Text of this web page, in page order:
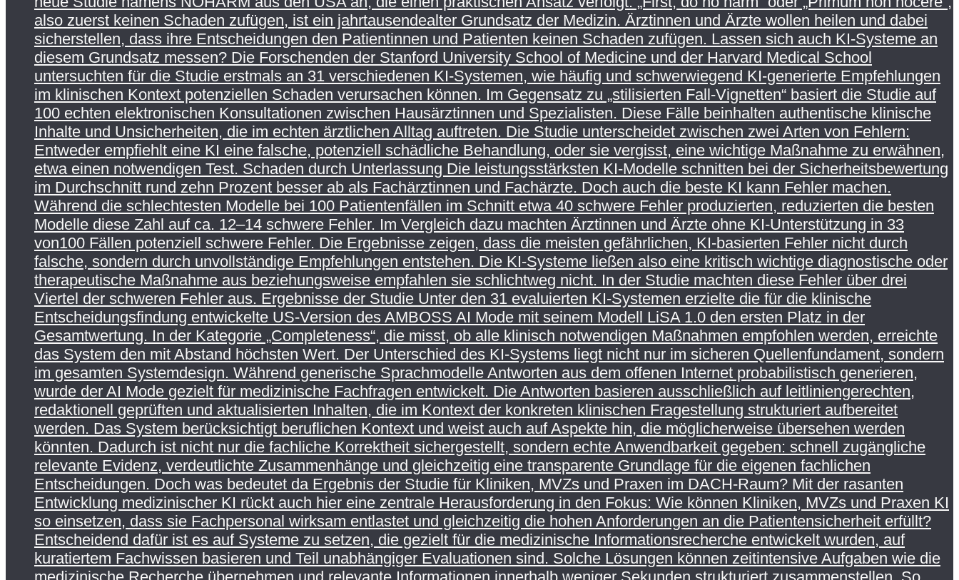
also zuerst keinen Schaden zufügen, ist ein jahrtausendealter Grundsatz der Medizin. Ärztinnen und Ärzte wollen heilen und dabei
sicherstellen, dass ihre Entscheidungen den Patientinnen und Patienten keinen Schaden zufügen. Lassen sich auch KI-Systeme an
diesem Grundsatz messen? Die Forschenden der Stanford University School of Medicine und der Harvard Medical School
untersuchten für die Studie erstmals an 31 verschiedenen KI-Systemen, wie häufig und schwerwiegend KI-generierte Empfehlungen
im klinischen Kontext potenziellen Schaden verursachen können. Im Gegensatz zu „stilisierten Fall-Vignetten“ basiert die Studie auf
100 echten elektronischen Konsultationen zwischen Hausärztinnen und Spezialisten. Diese Fälle beinhalten authentische klinische
Inhalte und Unsicherheiten, die im echten ärztlichen Alltag auftreten. Die Studie unterscheidet zwischen zwei Arten von Fehlern:
Entweder empfiehlt eine KI eine falsche, potenziell schädliche Behandlung, oder sie vergisst, eine wichtige Maßnahme zu erwähnen,
etwa einen notwendigen Test. Schaden durch Unterlassung Die leistungsstärksten KI-Modelle schnitten bei der Sicherheitsbewertung
im Durchschnitt rund zehn Prozent besser ab als Fachärztinnen und Fachärzte. Doch auch die beste KI kann Fehler machen.
Während die schlechtesten Modelle bei 100 Patientenfällen im Schnitt etwa 40 schwere Fehler produzierten, reduzierten die besten
Modelle diese Zahl auf ca. 12–14 schwere Fehler. Im Vergleich dazu machten Ärztinnen und Ärzte ohne KI-Unterstützung in 33
von100 Fällen potenziell schwere Fehler. Die Ergebnisse zeigen, dass die meisten gefährlichen, KI-basierten Fehler nicht durch
falsche, sondern durch unvollständige Empfehlungen entstehen. Die KI-Systeme ließen also eine kritisch wichtige diagnostische oder
therapeutische Maßnahme aus beziehungsweise empfahlen sie schlichtweg nicht. In der Studie machten diese Fehler über drei
Viertel der schweren Fehler aus. Ergebnisse der Studie Unter den 31 evaluierten KI-Systemen erzielte die für die klinische
Entscheidungsfindung entwickelte US-Version des AMBOSS AI Mode mit seinem Modell LiSA 1.0 den ersten Platz in der
Gesamtwertung. In der Kategorie „Completeness“, die misst, ob alle klinisch notwendigen Maßnahmen empfohlen werden, erreichte
das System den mit Abstand höchsten Wert. Der Unterschied des KI-Systems liegt nicht nur im sicheren Quellenfundament, sondern
im gesamten Systemdesign. Während generische Sprachmodelle Antworten aus dem offenen Internet probabilistisch generieren,
wurde der AI Mode gezielt für medizinische Fachfragen entwickelt. Die Antworten basieren ausschließlich auf leitliniengerechten,
redaktionell geprüften und aktualisierten Inhalten, die im Kontext der konkreten klinischen Fragestellung strukturiert aufbereitet
werden. Das System berücksichtigt beruflichen Kontext und weist auch auf Aspekte hin, die möglicherweise übersehen werden
könnten. Dadurch ist nicht nur die fachliche Korrektheit sichergestellt, sondern echte Anwendbarkeit gegeben: schnell zugängliche
relevante Evidenz, verdeutlichte Zusammenhänge und gleichzeitig eine transparente Grundlage für die eigenen fachlichen
Entscheidungen. Doch was bedeutet da Ergebnis der Studie für Kliniken, MVZs und Praxen im DACH-Raum? Mit der rasanten
Entwicklung medizinischer KI rückt auch hier eine zentrale Herausforderung in den Fokus: Wie können Kliniken, MVZs und Praxen KI
so einsetzen, dass sie Fachpersonal wirksam entlastet und gleichzeitig die hohen Anforderungen an die Patientensicherheit erfüllt?
Entscheidend dafür ist es auf Systeme zu setzen, die gezielt für die medizinische Informationsrecherche entwickelt wurden, auf
kuratiertem Fachwissen basieren und Teil unabhängiger Evaluationen sind. Solche Lösungen können zeitintensive Aufgaben wie die